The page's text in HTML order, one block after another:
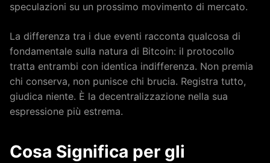
speculazioni su un prossimo movimento di mercato.
La differenza tra i due eventi racconta qualcosa di
fondamentale sulla natura di Bitcoin: il protocollo
tratta entrambi con identica indifferenza. Non premia
chi conserva, non punisce chi brucia. Registra tutto,
giudica niente. È la decentralizzazione nella sua
espressione più estrema.
Cosa Significa per gli